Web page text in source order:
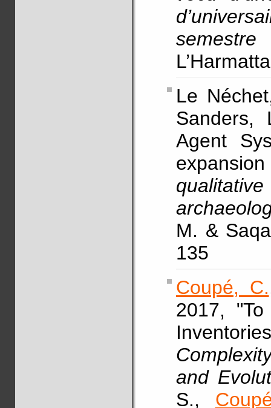
Le
Agent
M. &
135
Coupé, C.
2017,
and
S.,